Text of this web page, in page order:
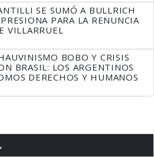
SE SUMÓ A BULLRICH
PARA LA RENUNCIA
VILLARRUEL
BOBO Y CRISIS
BRASIL: LOS ARGENTINOS
DERECHOS Y HUMANOS